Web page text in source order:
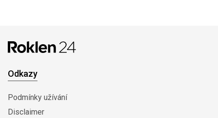
Odkazy
Podmínky užívání
Disclaimer